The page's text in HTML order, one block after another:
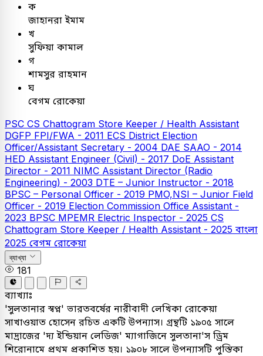
ক
জাহানরা ইমাম
খ
সুফিয়া কামাল
গ
শামসুর রাহমান
ঘ
বেগম রোকেয়া
PSC CS Chattogram Store Keeper / Health Assistant
DGFP FPI/FWA - 2011 ECS District Election
Officer/Assistant Secretary - 2004 DAE SAAO - 2014
HED Assistant Engineer (Civil) - 2017 DoE Assistant
Director - 2011 NIMC Assistant Director (Radio
Engineering) - 2003 DTE – Junior Instructor - 2018
BPSC – Personal Officer - 2019 PMO,NSI – Junior Field
Officer - 2019 Election Commission Office Assistant -
2023 BPSC MPEMR Electric Inspector - 2025 CS
Chattogram Store Keeper / Health Assistant - 2025 বাংলা
2025 বেগম রোকেয়া
ব্যাখ্যা
181
ব্যাখ্যাঃ
'সুলতানার স্বপ্ন' ভারতবর্ষের নারীবাদী লেখিকা রোকেয়া
সাখাওয়াত হোসেন রচিত একটি উপন্যাস। গ্রন্থটি ১৯০৫ সালে
মাদ্রাজের 'দ্য ইন্ডিয়ান লেডিজ' ম্যাগাজিনে সুলতানা'স ড্রিম
শিরোনামে প্রথম প্রকাশিত হয়। ১৯০৮ সালে উপন্যাসটি পুস্তিকা